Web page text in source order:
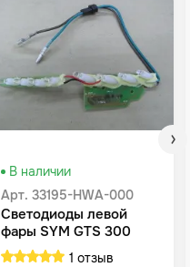
В наличии
Арт. 33195-HWA-000
Светодиоды левой
фары SYM GTS 300
1 отзыв